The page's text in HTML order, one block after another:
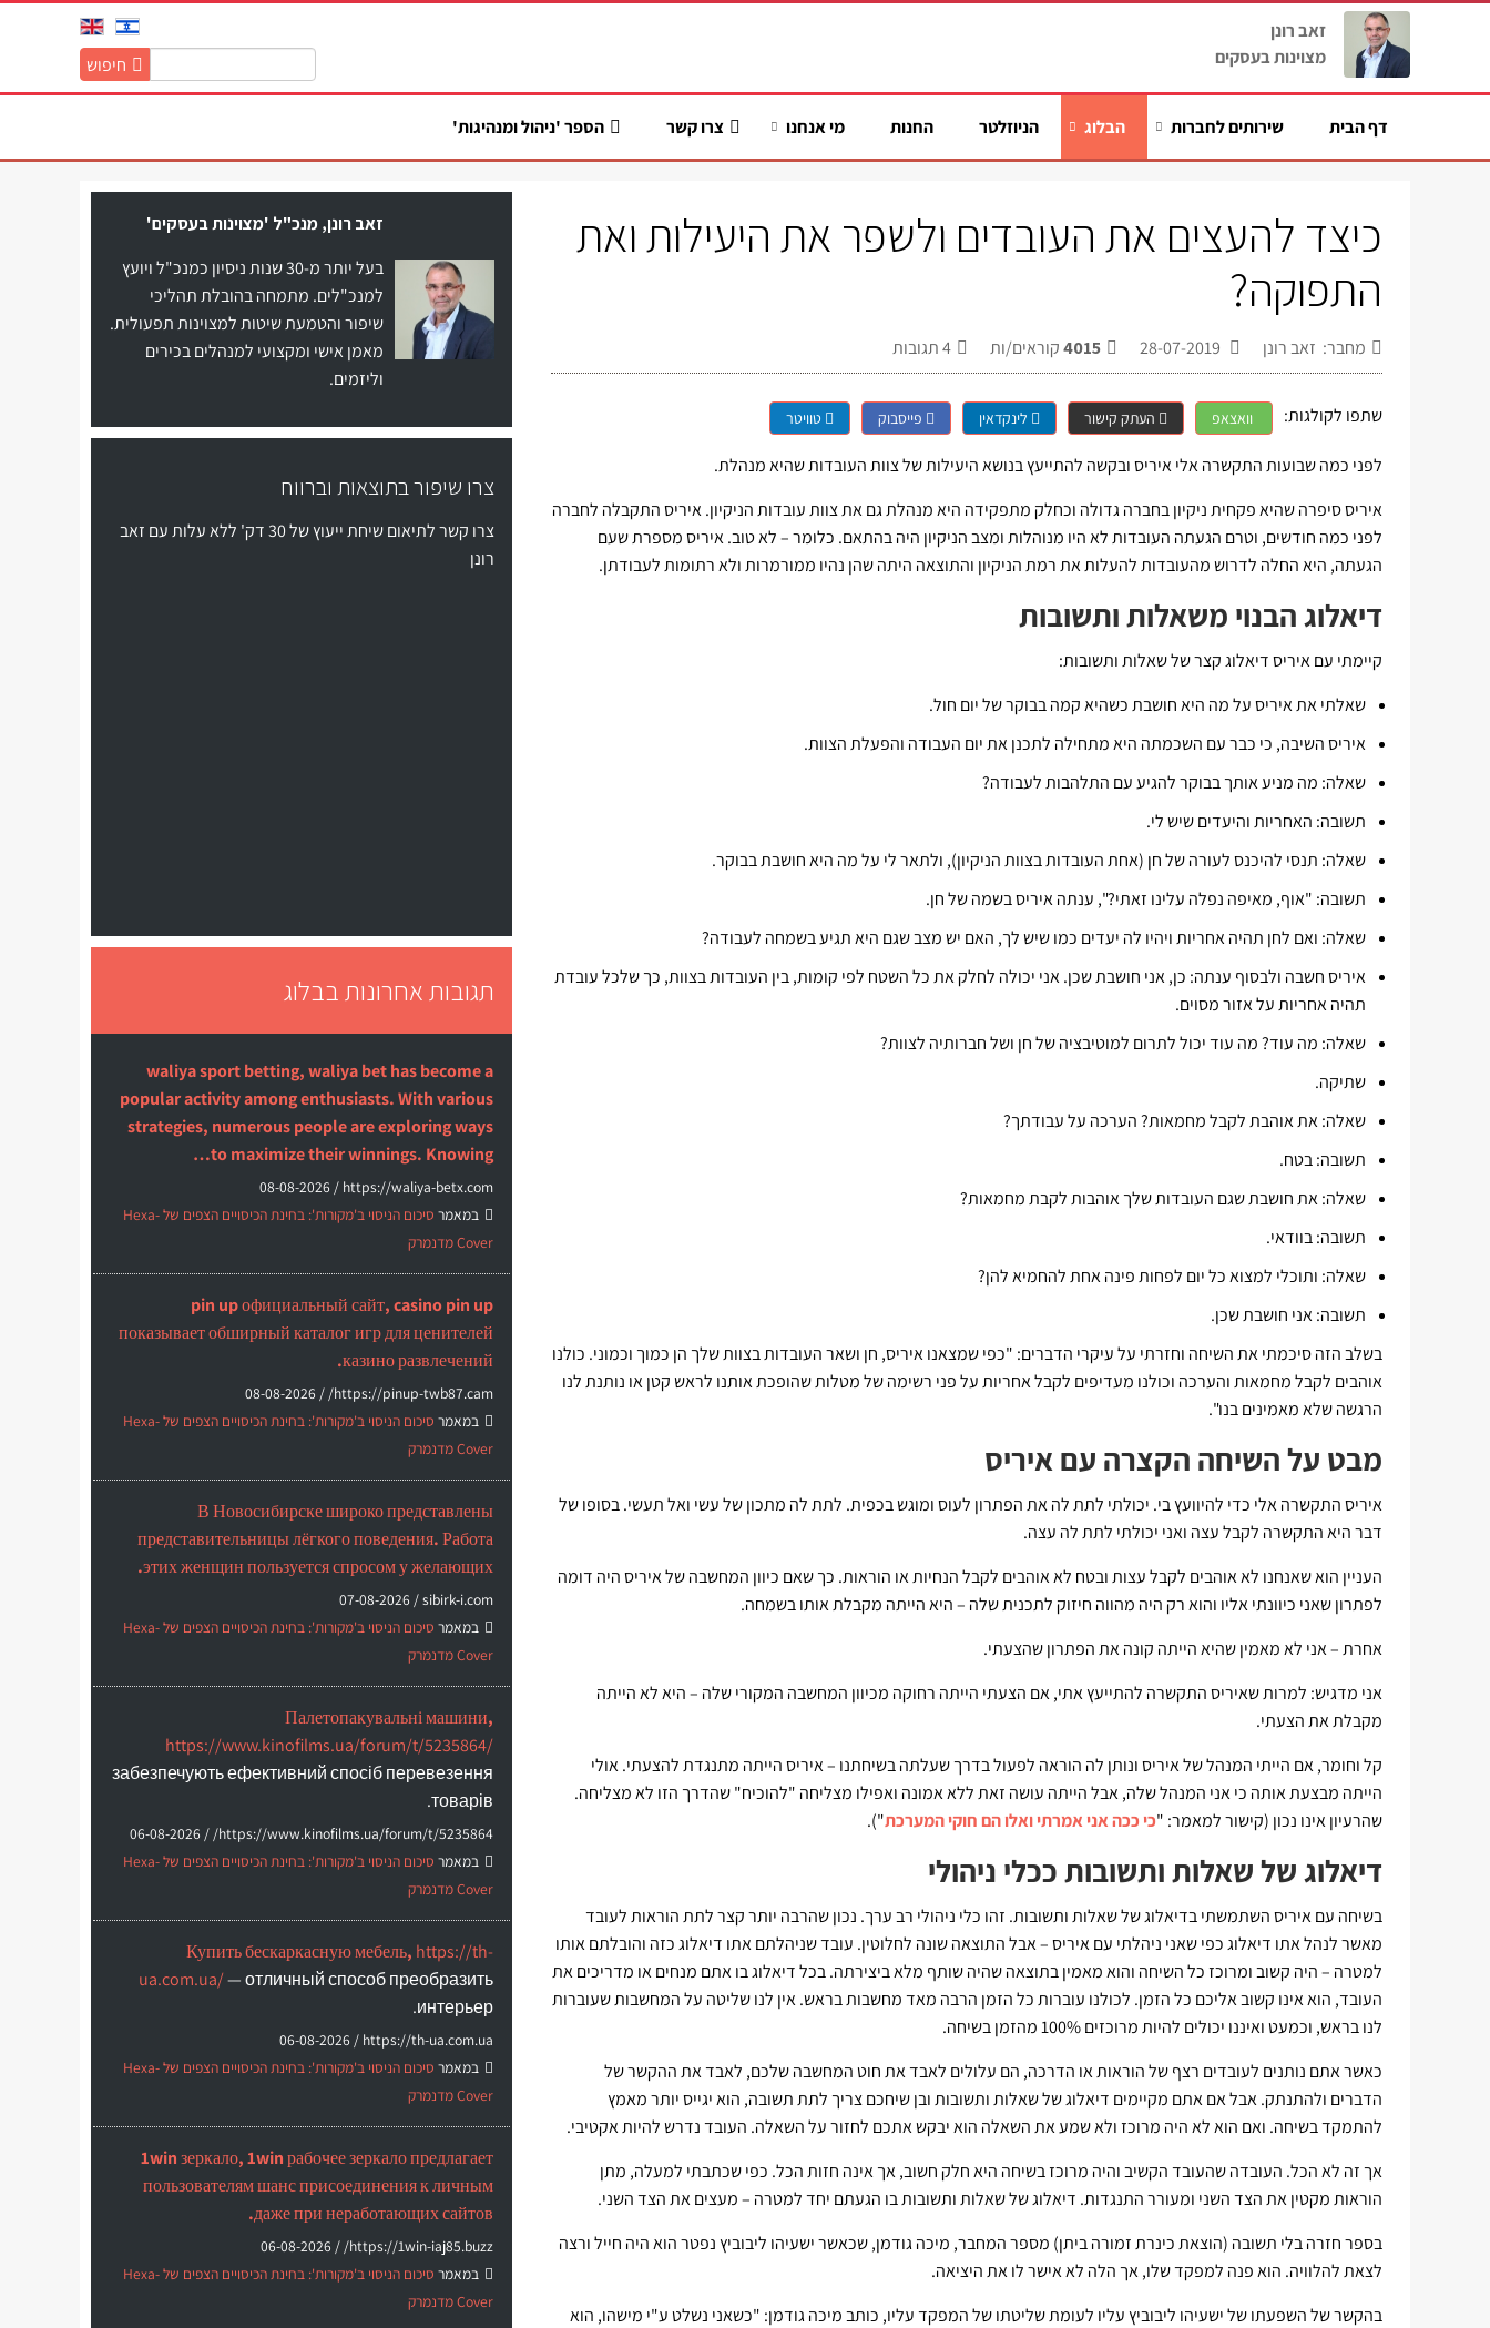
באתר:
חיפוש
זאב רונן
מצוינות בעסקים
דף הבית שירותים לחברות הבלוג הניוזלטר החנות מי אנחנו צרו קשר הספר 'ניהול ומנהיגות'
כיצד להעצים את העובדים ולשפר את היעילות ואת
התפוקה?
מחבר: זאב רונן 4015קוראים/ות 4תגובות
שתפו לקולגות: וואצאפ העתק קישור לינקדאין פייסבוק טוויטר
לפני כמה שבועות התקשרה אלי איריס ובקשה להתייעץ בנושא היעילות של צוות העובדות שהיא מנהלת.
איריס סיפרה שהיא פקחית ניקיון בחברה גדולה וכחלק מתפקידה היא מנהלת גם את צוות עובדות הניקיון. איריס התקבלה לחברה
לפני כמה חודשים, וטרם הגעתה העובדות לא היו מנוהלות ומצב הניקיון היה בהתאם. כלומר – לא טוב. איריס מספרת שעם
הגעתה, היא החלה לדרוש מהעובדות להעלות את רמת הניקיון והתוצאה היתה שהן נהיו ממורמרות ולא רתומות לעבודתן.
דיאלוג הבנוי משאלות ותשובות
קיימתי עם איריס דיאלוג קצר של שאלות ותשובות:
שאלתי את איריס על מה היא חושבת כשהיא קמה בבוקר של יום חול.
איריס השיבה, כי כבר עם השכמתה היא מתחילה לתכנן את יום העבודה והפעלת הצוות.
שאלה: מה מניע אותך בבוקר להגיע עם התלהבות לעבודה?
תשובה: האחריות והיעדים שיש לי.
שאלה: תנסי להיכנס לעורה של חן (אחת העובדות בצוות הניקיון), ולתאר לי על מה היא חושבת בבוקר.
תשובה: "אוף, מאיפה נפלה עלינו זאתי?", ענתה איריס בשמה של חן.
שאלה: ואם לחן תהיה אחריות ויהיו לה יעדים כמו שיש לך, האם יש מצב שגם היא תגיע בשמחה לעבודה?
איריס חשבה ולבסוף ענתה: כן, אני חושבת שכן. אני יכולה לחלק את כל השטח לפי קומות, בין העובדות בצוות, כך שלכל עובדת
תהיה אחריות על אזור מסוים.
שאלה: מה עוד? מה עוד יכול לתרום למוטיבציה של חן ושל חברותיה לצוות?
שתיקה.
שאלה: את אוהבת לקבל מחמאות? הערכה על עבודתך?
תשובה: בטח.
שאלה: את חושבת שגם העובדות שלך אוהבות לקבת מחמאות?
תשובה: בוודאי.
שאלה: ותוכלי למצוא כל יום לפחות פינה אחת להחמיא להן?
תשובה: אני חושבת שכן.
בשלב הזה סיכמתי את השיחה וחזרתי על עיקרי הדברים: "כפי שמצאנו איריס, חן ושאר העובדות בצוות שלך הן כמוך וכמוני. כולנו
אוהבים לקבל מחמאות והערכה וכולנו מעדיפים לקבל אחריות על פני רשימה של מטלות שהופכת אותנו לראש קטן או נותנת לנו
הרגשה שלא מאמינים בנו".
מבט על השיחה הקצרה עם איריס
איריס התקשרה אלי כדי להיוועץ בי. יכולתי לתת לה את הפתרון לעוס ומוגש בכפית. לתת לה מתכון של עשי ואל תעשי. בסופו של
דבר היא התקשרה לקבל עצה ואני יכולתי לתת לה עצה.
העניין הוא שאנחנו לא אוהבים לקבל עצות ובטח לא אוהבים לקבל הנחיות או הוראות. כך שאם כיוון המחשבה של איריס היה דומה
לפתרון שאני כיוונתי אליו והוא רק היה מהווה חיזוק לתכנית שלה – היא הייתה מקבלת אותו בשמחה.
אחרת – אני לא מאמין שהיא הייתה קונה את הפתרון שהצעתי.
אני מדגיש: למרות שאיריס התקשרה להתייעץ אתי, אם הצעתי הייתה רחוקה מכיוון המחשבה המקורי שלה – היא לא הייתה
מקבלת את הצעתי.
קל וחומר, אם הייתי המנהל של איריס ונותן לה הוראה לפעול בדרך שעלתה בשיחתנו – איריס הייתה מתנגדת להצעתי. אולי
הייתה מבצעת אותה כי אני המנהל שלה, אבל הייתה עושה זאת ללא אמונה ואפילו מצליחה "להוכיח" שהדרך הזו לא מצליחה.
שהרעיון אינו נכון (קישור למאמר: "כי ככה אני אמרתי ואלו הם חוקי המערכת").
דיאלוג של שאלות ותשובות ככלי ניהולי
בשיחה עם איריס השתמשתי בדיאלוג של שאלות ותשובות. זהו כלי ניהולי רב ערך. נכון שהרבה יותר קצר לתת הוראות לעובד
מאשר לנהל אתו דיאלוג כפי שאני ניהלתי עם איריס – אבל התוצאה שונה לחלוטין. עובד שניהלתם אתו דיאלוג כזה והובלתם אותו
למטרה – היה קשוב ומרוכז כל השיחה והוא מאמין בתוצאה שהיה שותף מלא ביצירתה. בכל דיאלוג בו אתם מנחים או מדריכים את
העובד, הוא אינו קשוב אליכם כל הזמן. לכולנו עוברות כל הזמן הרבה מאד מחשבות בראש. אין לנו שליטה על המחשבות שעוברות
לנו בראש, וכמעט ואיננו יכולים להיות מרוכזים 100% מהזמן בשיחה.
כאשר אתם נותנים לעובדים רצף של הוראות או הדרכה, הם עלולים לאבד את חוט המחשבה שלכם, לאבד את ההקשר של
הדברים ולהתנתק. אבל אם אתם מקיימים דיאלוג של שאלות ותשובות ובן שיחכם צריך לתת תשובה, הוא יגייס יותר מאמץ
להתמקד בשיחה. ואם הוא לא היה מרוכז ולא שמע את השאלה הוא יבקש אתכם לחזור על השאלה. העובד נדרש להיות אקטיבי.
אך זה לא הכל. העובדה שהעובד הקשיב והיה מרוכז בשיחה היא חלק חשוב, אך אינה חזות הכל. כפי שכתבתי למעלה, מתן
הוראות מקטין את הצד השני ומעורר התנגדות. דיאלוג של שאלות ותשובות בו הגעתם יחד למטרה – מעצים את הצד השני.
בספר חזרה בלי תשובה (הוצאת כינרת זמורה ביתן) מספר המחבר, מיכה גודמן, שכאשר ישעיהו ליבוביץ נפטר הוא היה חייל ורצה
לצאת להלוויה. הוא פנה למפקד שלו, אך הלה לא אישר לו את היציאה.
בהקשר של השפעתו של ישעיהו ליבוביץ עליו לעומת שליטתו של המפקד עליו, כותב מיכה גודמן: "כשאני נשלט ע"י מישהו, הוא
זאב רונן, מנכ"ל 'מצוינות בעסקים'
בעל יותר מ-30 שנות ניסיון כמנכ"ל ויועץ
למנכ"לים. מתמחה בהובלת תהליכי
שיפור והטמעת שיטות למצוינות תפעולית.
מאמן אישי ומקצועי למנהלים בכירים
וליזמים.
צרו שיפור בתוצאות וברווח
צרו קשר לתיאום שיחת ייעוץ של 30 דק' ללא עלות עם זאב
רונן
תגובות אחרונות בבלוג
waliya sport betting, waliya bet has become a
popular activity among enthusiasts. With various
strategies, numerous people are exploring ways
to maximize their winnings. Knowing…
https://waliya-betx.com /
08-08-2026
במאמר
סיכום הניסוי ב'מקורות': בחינת הכיסויים הצפים של Hexa-
Cover מדנמרק
pin up официальный сайт, casino pin up
показывает обширный каталог игр для ценителей
казино развлечений.
https://pinup-twb87.cam/ /
08-08-2026
במאמר
סיכום הניסוי ב'מקורות': בחינת הכיסויים הצפים של Hexa-
Cover מדנמרק
В Новосибирске широко представлены
представительницы лёгкого поведения. Работа
этих женщин пользуется спросом у желающих.
sibirk-i.com /
07-08-2026
במאמר
סיכום הניסוי ב'מקורות': בחינת הכיסויים הצפים של Hexa-
Cover מדנמרק
Палетопакувальні машини,
https://www.kinofilms.ua/forum/t/5235864/
забезпечують ефективний спосіб перевезення
товарів.
https://www.kinofilms.ua/forum/t/5235864/ /
06-08-2026
במאמר
סיכום הניסוי ב'מקורות': בחינת הכיסויים הצפים של Hexa-
Cover מדנמרק
Купить бескаркасную мебель, https://th-
ua.com.ua/— отличный способ преобразить
интерьер.
https://th-ua.com.ua /
06-08-2026
במאמר
סיכום הניסוי ב'מקורות': בחינת הכיסויים הצפים של Hexa-
Cover מדנמרק
1win зеркало, 1win рабочее зеркало предлагает
пользователям шанс присоединения к личным
даже при неработающих сайтов.
https://1win-iaj85.buzz/ /
06-08-2026
במאמר
סיכום הניסוי ב'מקורות': בחינת הכיסויים הצפים של Hexa-
Cover מדנמרק